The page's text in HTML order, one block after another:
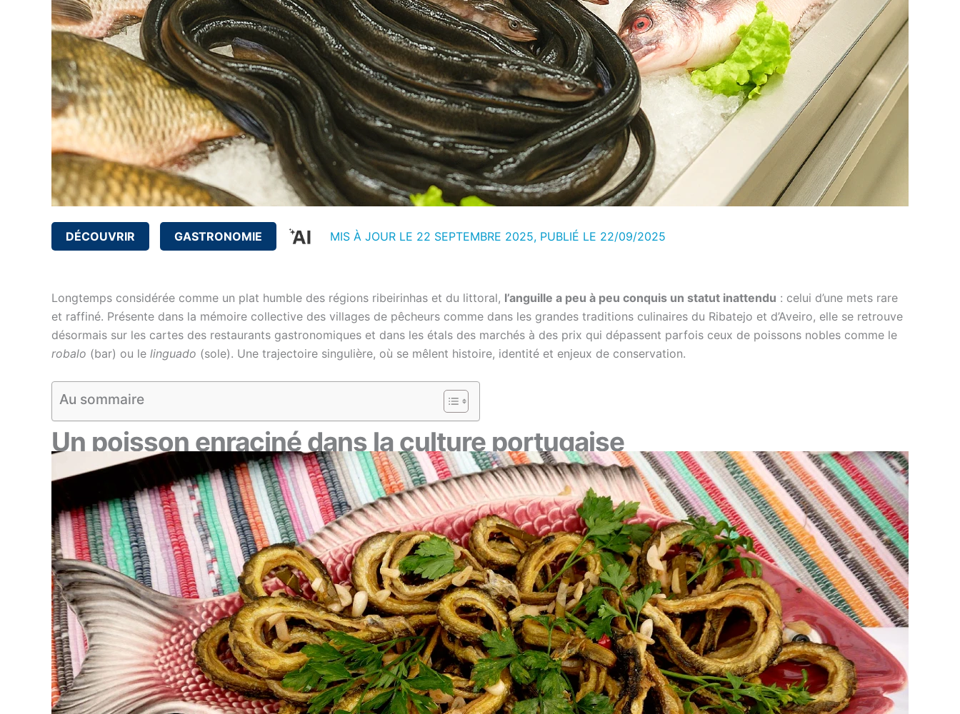
DÉCOUVRIR GASTRONOMIE MIS À JOUR LE 22 SEPTEMBRE 2025, PUBLIÉ LE 22/09/2025
Longtemps considérée comme un plat humble des régions ribeirinhas et du littoral, l’anguille a peu à peu conquis un statut inattendu : celui d’une mets rare
et raffiné. Présente dans la mémoire collective des villages de pêcheurs comme dans les grandes traditions culinaires du Ribatejo et d’Aveiro, elle se retrouve
désormais sur les cartes des restaurants gastronomiques et dans les étals des marchés à des prix qui dépassent parfois ceux de poissons nobles comme le
robalo (bar) ou le linguado (sole). Une trajectoire singulière, où se mêlent histoire, identité et enjeux de conservation.
Au sommaire
Un poisson enraciné dans la culture portugaise